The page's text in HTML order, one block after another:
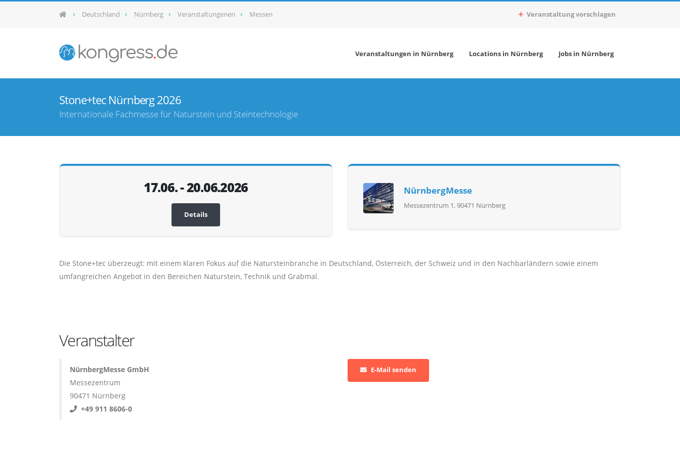
Deutschland Nürnberg Veranstaltungenen Messen Veranstaltung vorschlagen
Veranstaltungen in Nürnberg Locations in Nürnberg Jobs in Nürnberg
Stone+tec Nürnberg 2026
Internationale Fachmesse für Naturstein und Steintechnologie
17.06. - 20.06.2026
Details
NürnbergMesse
Messezentrum 1, 90471 Nürnberg
Die Stone+tec überzeugt: mit einem klaren Fokus auf die Natursteinbranche in Deutschland, Österreich, der Schweiz und in den Nachbarländern sowie einem
umfangreichen Angebot in den Bereichen Naturstein, Technik und Grabmal.
Veranstalter
NürnbergMesse GmbH
Messezentrum
90471 Nürnberg
+49 911 8606-0
E-Mail senden